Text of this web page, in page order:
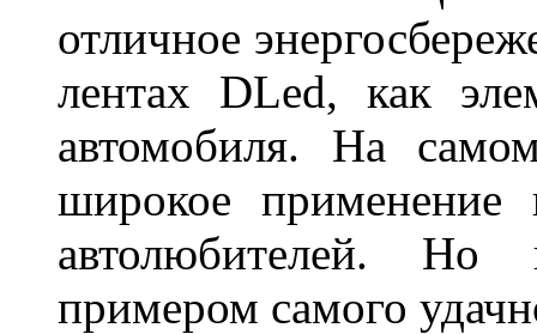
отличное
лентах DLed, как
автомобиля. На
широкое
автолюбителей. Но
примером самого